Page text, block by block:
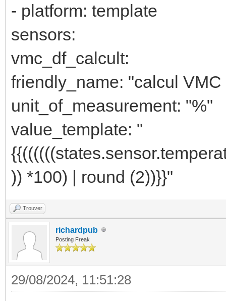
- platform: template
sensors:
vmc_df_calcult:
friendly_name: "calcul VMC
unit_of_measurement: "%"
value_template: "
)) *100) | round (2))}}"
Trouver
richardpub
Posting Freak
29/08/2024, 11:51:28